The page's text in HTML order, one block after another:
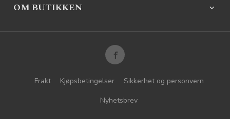
OM BUTIKKEN
Frakt Kjøpsbetingelser
Sikkerhet og personvern
Nyhetsbrev